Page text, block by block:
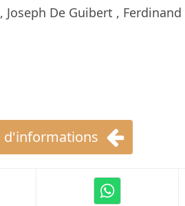
Joseph De Guibert , Ferdinand
d'informations